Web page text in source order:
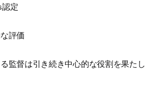
認定
評価
監督は引き続き中心的な役割を果たし